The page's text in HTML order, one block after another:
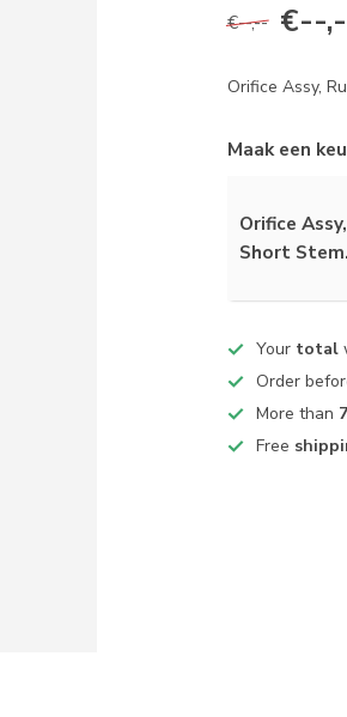
€--,-- €--
Orifice Assy,
Maak een
Orifice
Short Stem.
Your total
Order
More than
Free